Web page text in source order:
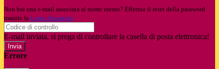
Non hai una e-mail associata al nome utente? Effettua il reset della password
tramite la Login Spaggiari
E-mail inviata, si prega di controllare la casella di posta elettronica!
Errore